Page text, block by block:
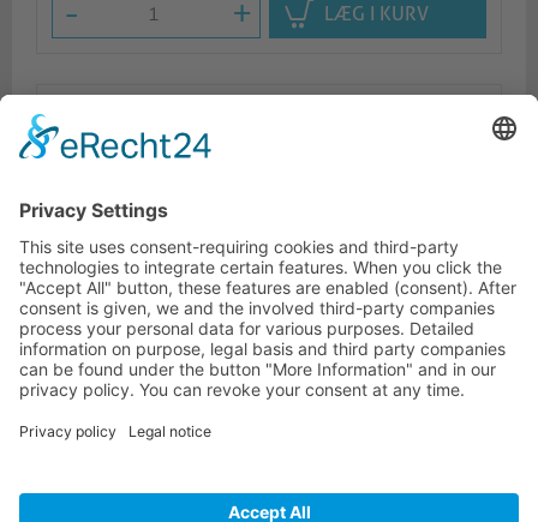
- + LÆG I KURV
KONTAKTINFORMATIONER
KUNDESERVICE
INFORMATION